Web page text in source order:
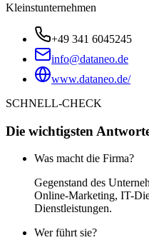
Kleinstunternehmen
+49 341 6045245
info@dataneo.de
www.dataneo.de/
SCHNELL-CHECK
Die wichtigsten
Was macht die Firma?
Gegenstand des
Online-Marketing, IT-
Dienstleistungen.
Wer führt sie?